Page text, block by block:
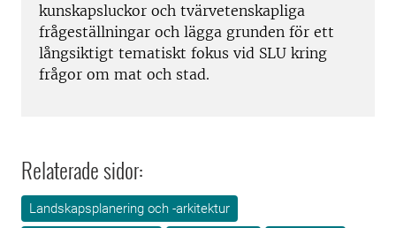
kunskapsluckor och tvärvetenskapliga
frågeställningar och lägga grunden för ett
långsiktigt tematiskt fokus vid SLU kring
frågor om mat och stad.
Relaterade sidor:
Landskapsplanering och -arkitektur